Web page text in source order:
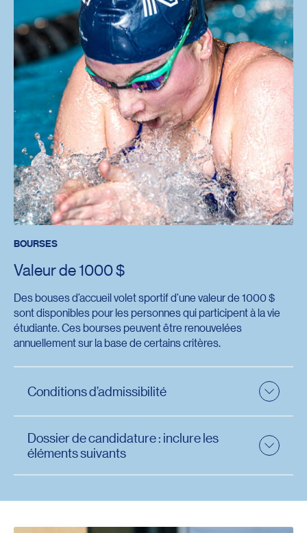
BOURSES
Valeur de 1000 $
Des bouses d’accueil volet sportif d’une valeur de 1000 $
sont disponibles pour les personnes qui participent à la vie
étudiante. Ces bourses peuvent être renouvelées
annuellement sur la base de certains critères.
Conditions d’admissibilité
Présenter une nouvelle demande d’admission à un
programme d’études de l’UQAR à temps complet,
discipline au niveau collégial ou civil.
sportives compétitives et à représenter l’UQAR
Dossier de candidature : inclure les
éléments suivants
Une lettre d’attestation et de recommandation